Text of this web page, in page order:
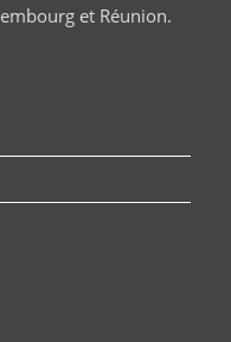
et Réunion.